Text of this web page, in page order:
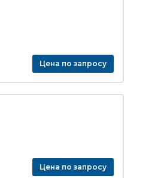
Цена по запросу
Цена по запросу